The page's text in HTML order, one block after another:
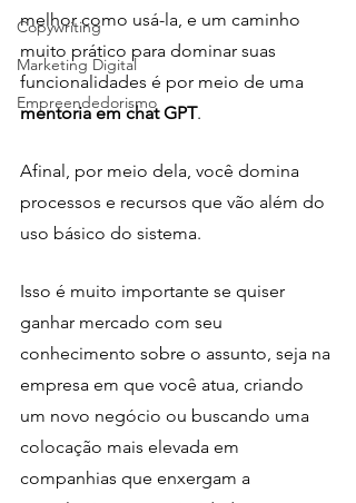
Copywriting
Marketing Digital
Empreendedorismo
melhor como usá-la, e um caminho
muito prático para dominar suas
funcionalidades é por meio de uma
mentoria em chat GPT.
Afinal, por meio dela, você domina
processos e recursos que vão além do
uso básico do sistema.
Isso é muito importante se quiser
ganhar mercado com seu
conhecimento sobre o assunto, seja na
empresa em que você atua, criando
um novo negócio ou buscando uma
colocação mais elevada em
companhias que enxergam a